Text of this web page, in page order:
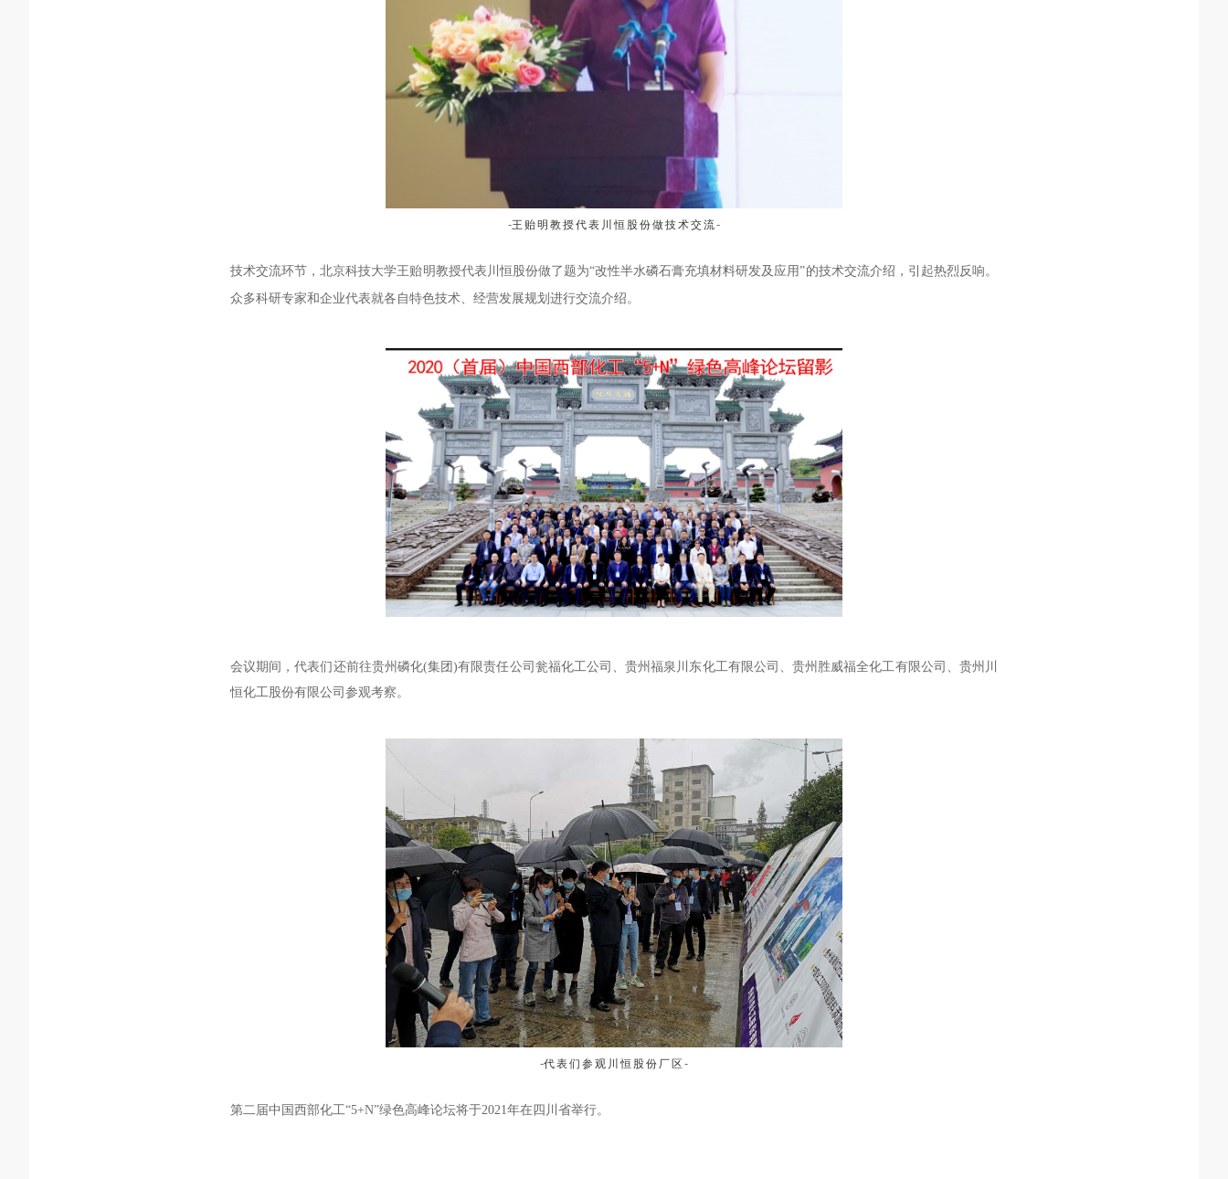
-王贻明教授代表川恒股份做技术交流-
技术交流环节，北京科技大学王贻明教授代表川恒股份做了题为“改性半水磷石膏充填材料研发及应用”的技术交流介绍，引起热烈反响。
众多科研专家和企业代表就各自特色技术、经营发展规划进行交流介绍。
会议期间，代表们还前往贵州磷化(集团)有限责任公司瓮福化工公司、贵州福泉川东化工有限公司、贵州胜威福全化工有限公司、贵州川
恒化工股份有限公司参观考察。
-代表们 参观川恒股份厂区 -
第二届中国西部化工“5+N”绿色高峰论坛将于2021年在四川省举行。